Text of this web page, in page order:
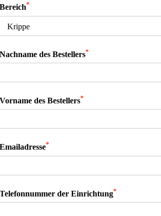
Bereich*
Nachname des Bestellers*
Vorname des Bestellers*
Emailadresse*
Telefonnummer der Einrichtung*